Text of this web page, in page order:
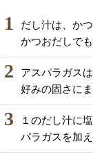
1
だし汁は、か
かつおだしで
2
アスパラガス
好みの固さに
3
１のだし汁に
パラガスを加